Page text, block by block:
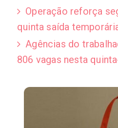
Operação reforça
quinta saída
Agências do
806 vagas nesta